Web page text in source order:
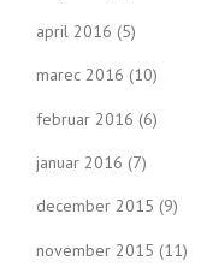
april 2016 (5)
marec 2016 (10)
februar 2016 (6)
januar 2016 (7)
december 2015 (9)
november 2015 (11)